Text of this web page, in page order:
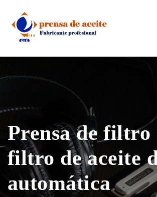
content
Prensa de filtro
filtro de aceite
automática